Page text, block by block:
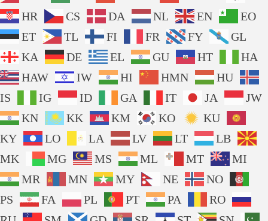
HR
CS DA NL EN
EO
ET
TL FI FR FY
GL
KA
DE EL GU HT
HA
HAW
IW HI HMN
HU
IS
IG ID GA IT JA
JW
KN
KK KM KO
KU
KY
LO LA LV LT
LB
MK
MG MS ML MT
MI
MR
MN MY NE
NO
PS
FA PL PT PA
RO